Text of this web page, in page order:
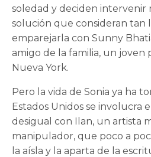
soledad y deciden intervenir
solución que consideran tan
emparejarla con Sunny
amigo de la familia, un joven
Nueva York.
Pero la vida de Sonia ya ha
Estados Unidos se involucra
desigual con Ilan, un artista
manipulador, que poco a
la aísla y la aparta de la